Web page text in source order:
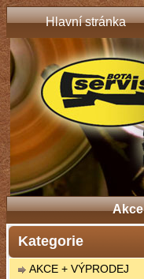
Hlavní stránka
Akce
Kategorie
AKCE + VÝPRODEJ